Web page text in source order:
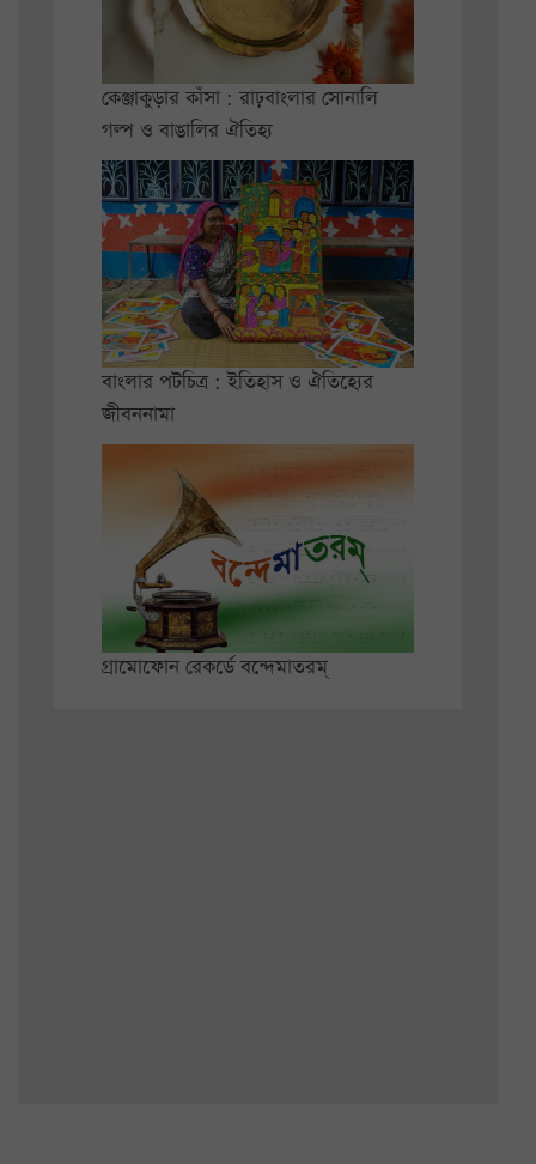
কেঞ্জাকুড়ার কাঁসা : রাঢ়বাংলার সোনালি
গল্প ও বাঙালির ঐতিহ্য
বাংলার পটচিত্র : ইতিহাস ও ঐতিহ্যের
জীবননামা
গ্রামোফোন রেকর্ডে বন্দেমাতরম্